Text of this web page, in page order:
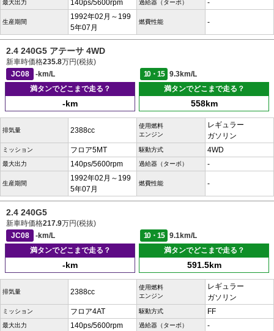
最大出力 140ps/5600rpm 過給器（ターボ） -
生産期間
1992年02月～199
5年07月
燃費性能 -
2.4 240G5 アテーサ 4WD
新車時価格235.8万円(税抜)
JC08
-km/L 10・15
9.3km/L
満タンでどこまで走る？
-km
満タンでどこまで走る？
558km
排気量 2388cc
使用燃料
エンジン
レギュラー
ガソリン
ミッション フロア5MT 駆動方式 4WD
最大出力 140ps/5600rpm 過給器（ターボ） -
生産期間
1992年02月～199
5年07月
燃費性能 -
2.4 240G5
新車時価格217.9万円(税抜)
JC08
-km/L 10・15
9.1km/L
満タンでどこまで走る？
-km
満タンでどこまで走る？
591.5km
排気量 2388cc
使用燃料
エンジン
レギュラー
ガソリン
ミッション フロア4AT 駆動方式 FF
最大出力 140ps/5600rpm 過給器（ターボ） -